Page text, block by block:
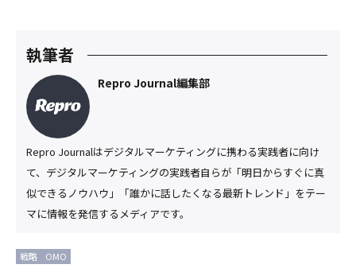
執筆者
Repro Journal編集部
Repro Journalはデジタルマーケティングに携わる実践者に向け
て、デジタルマーケティングの実践者自らが「明日からすぐに真
似できるノウハウ」「誰かに話したくなる最新トレンド」をテー
マに情報を発信するメディアです。
戦略 OMO